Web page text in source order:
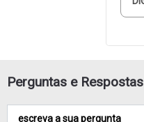
Perguntas e Respostas